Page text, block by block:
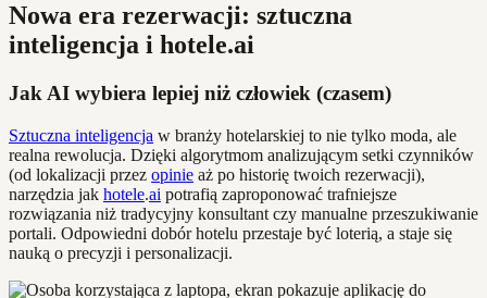
Nowa era rezerwacji: sztuczna
inteligencja i hotele.ai
Jak AI wybiera lepiej niż człowiek (czasem)
Sztuczna inteligencja w branży hotelarskiej to nie tylko moda, ale
realna rewolucja. Dzięki algorytmom analizującym setki czynników
(od lokalizacji przez opinie aż po historię twoich rezerwacji),
narzędzia jak hotele.ai potrafią zaproponować trafniejsze
rozwiązania niż tradycyjny konsultant czy manualne przeszukiwanie
portali. Odpowiedni dobór hotelu przestaje być loterią, a staje się
nauką o precyzji i personalizacji.